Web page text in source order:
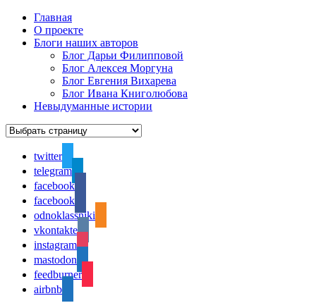
Главная
О проекте
Блоги наших авторов
Блог Дарьи Филипповой
Блог Алексея Моргуна
Блог Евгения Вихарева
Блог Ивана Книголюбова
Невыдуманные истории
twitter
telegram
facebook
facebook
odnoklassniki
vkontakte
instagram
mastodon
feedburner
airbnb